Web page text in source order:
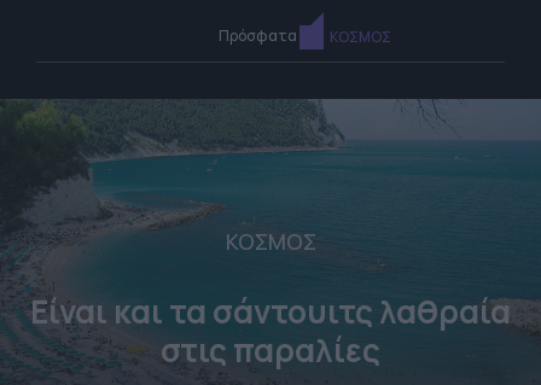
Πρόσφατα ΚΟΣΜΟΣ
ΚΟΣΜΟΣ
Είναι και τα σάντουιτς λαθραία
στις παραλίες